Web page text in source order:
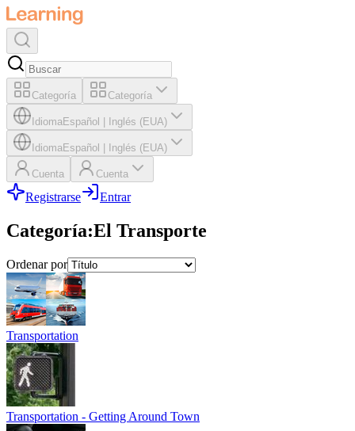
Categoría Categoría
IdiomaEspañol Inglés (EUA)
IdiomaEspañol Inglés (EUA)
Cuenta Cuenta
Registrarse Entrar
Categoría:El Transporte
Ordenar por
Transportation
Transportation - Getting Around Town